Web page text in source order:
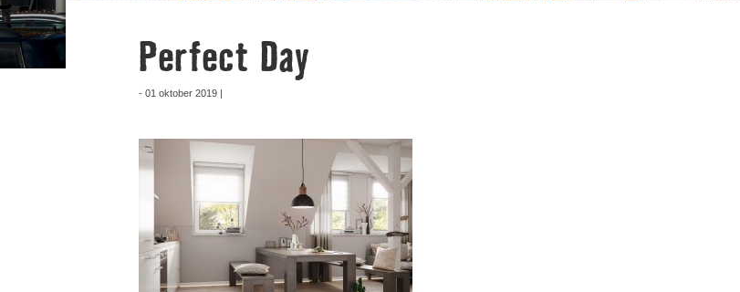
Perfect Day
- 01 oktober 2019 |